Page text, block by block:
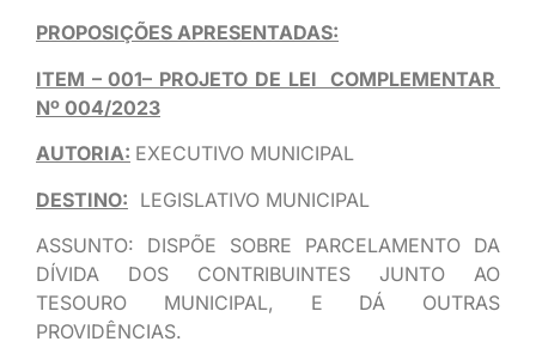
PROPOSIÇÕES APRESENTADAS:
ITEM – 001– PROJETO DE LEI COMPLEMENTAR
Nº 004/2023
AUTORIA: EXECUTIVO MUNICIPAL
DESTINO: LEGISLATIVO MUNICIPAL
ASSUNTO: DISPÕE SOBRE PARCELAMENTO DA
DÍVIDA DOS CONTRIBUINTES JUNTO AO
TESOURO MUNICIPAL, E DÁ OUTRAS
PROVIDÊNCIAS.